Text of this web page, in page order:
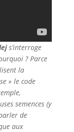
s’interroge
? Parce
la
» le code
semences (y
de
aux